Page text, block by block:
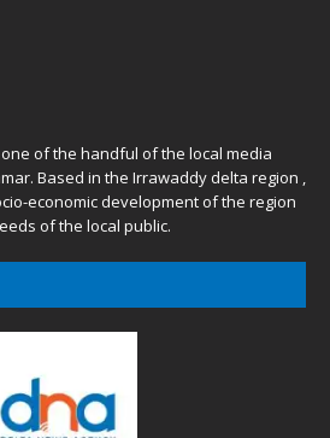
of the handful of the local media
Based in the Irrawaddy delta region ,
economic development of the region
of the local public.